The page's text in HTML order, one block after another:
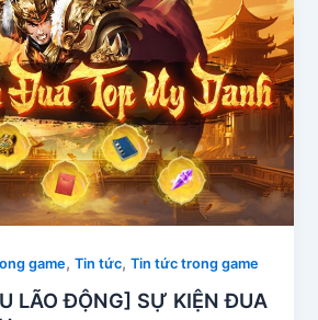
game,Tin tức,Tin tức trong game
LÃO ĐỘNG] SỰ KIỆN ĐUA